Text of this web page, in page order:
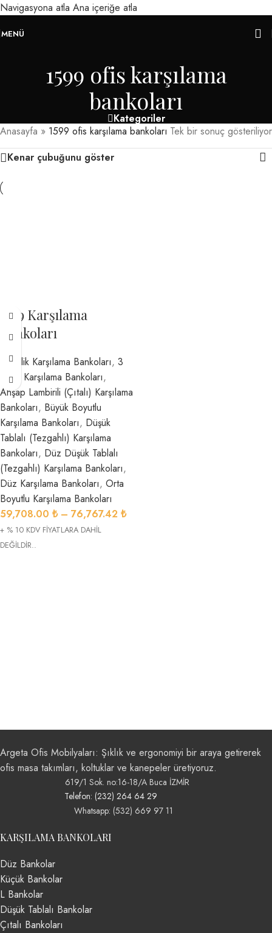
Navigasyona atla Ana içeriğe atla
MENÜ
1599 ofis karşılama
bankoları
Kategoriler
Anasayfa » 1599 ofis karşılama bankoları Tek bir sonuç gösteriliyor
Kenar çubuğunu göster
1599 Karşılama
Bankoları
2 Kişilik Karşılama Bankoları, 3
Kişilik Karşılama Bankoları,
Ahşap Lambirili (Çıtalı) Karşılama
Bankoları, Büyük Boyutlu
Karşılama Bankoları, Düşük
Tablalı (Tezgahlı) Karşılama
Bankoları, Düz Düşük Tablalı
(Tezgahlı) Karşılama Bankoları,
Düz Karşılama Bankoları, Orta
Boyutlu Karşılama Bankoları
59,708.00 ₺ – 76,767.42 ₺
+ % 10 KDV FİYATLARA DAHİL
DEĞİLDİR..
Argeta Ofis Mobilyaları: Şıklık ve ergonomiyi bir araya getirerek
ofis masa takımları, koltuklar ve kanepeler üretiyoruz.
619/1 Sok. no:16-18/A Buca İZMİR
Telefon: (232) 264 64 29
Whatsapp: (532) 669 97 11
KARŞILAMA BANKOLARI
Düz Bankolar
Küçük Bankolar
L Bankolar
Düşük Tablalı Bankolar
Çıtalı Bankoları